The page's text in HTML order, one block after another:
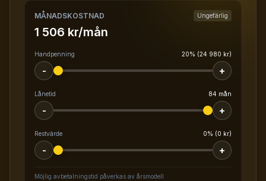
MÅNADSKOSTNAD Ungefärlig
1 506 kr/mån
Handpenning 20% (24 980 kr)
- +
Lånetid 84 mån
- +
Restvärde 0% (0 kr)
- +
Möjlig avbetalningstid påverkas av årsmodell